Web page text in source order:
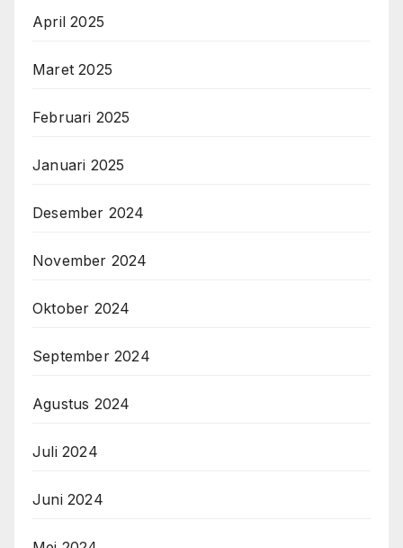
April 2025
Maret 2025
Februari 2025
Januari 2025
Desember 2024
November 2024
Oktober 2024
September 2024
Agustus 2024
Juli 2024
Juni 2024